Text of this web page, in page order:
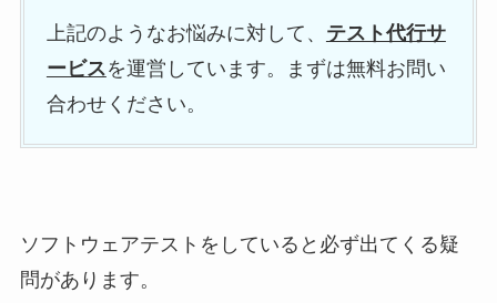
上記のようなお悩みに対して、 テスト代行サ
ービスを運営しています。まずは無料お問い
合わせください。
ソフトウェアテストをしていると必ず出てくる疑
問があります。